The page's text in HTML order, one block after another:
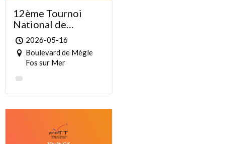
12ème Tournoi
National de
l’ASSUP Fos sur
Mer
2026-05-16
Boulevard de Mègle
Fos sur Mer